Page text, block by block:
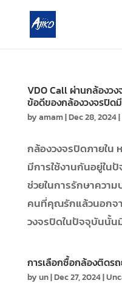
VDO Call ผ่านกล้องวง
ข้อดีของกล้องวงจรปิด
byamam|Dec 28, 2024|
กล้องวงจรปิดภายใน
มีการใช้งานกันอยู่ใน
ช่วยในการรักษาควา
คนที่คุณรักแล้วนอกจ
วงจรปิดในปัจจุบันนั้น
การเลือกซื้อกล้องติดร
byun|Dec 27, 2024|